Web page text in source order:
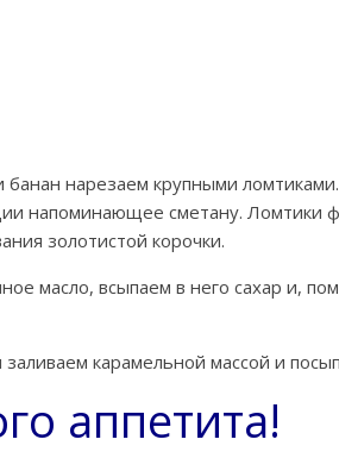
нарезаем крупными
напоминающее сметану. Ломтики
золотистой корочки.
масло, всыпаем в него сахар и,
карамельной массой и
аппетита!